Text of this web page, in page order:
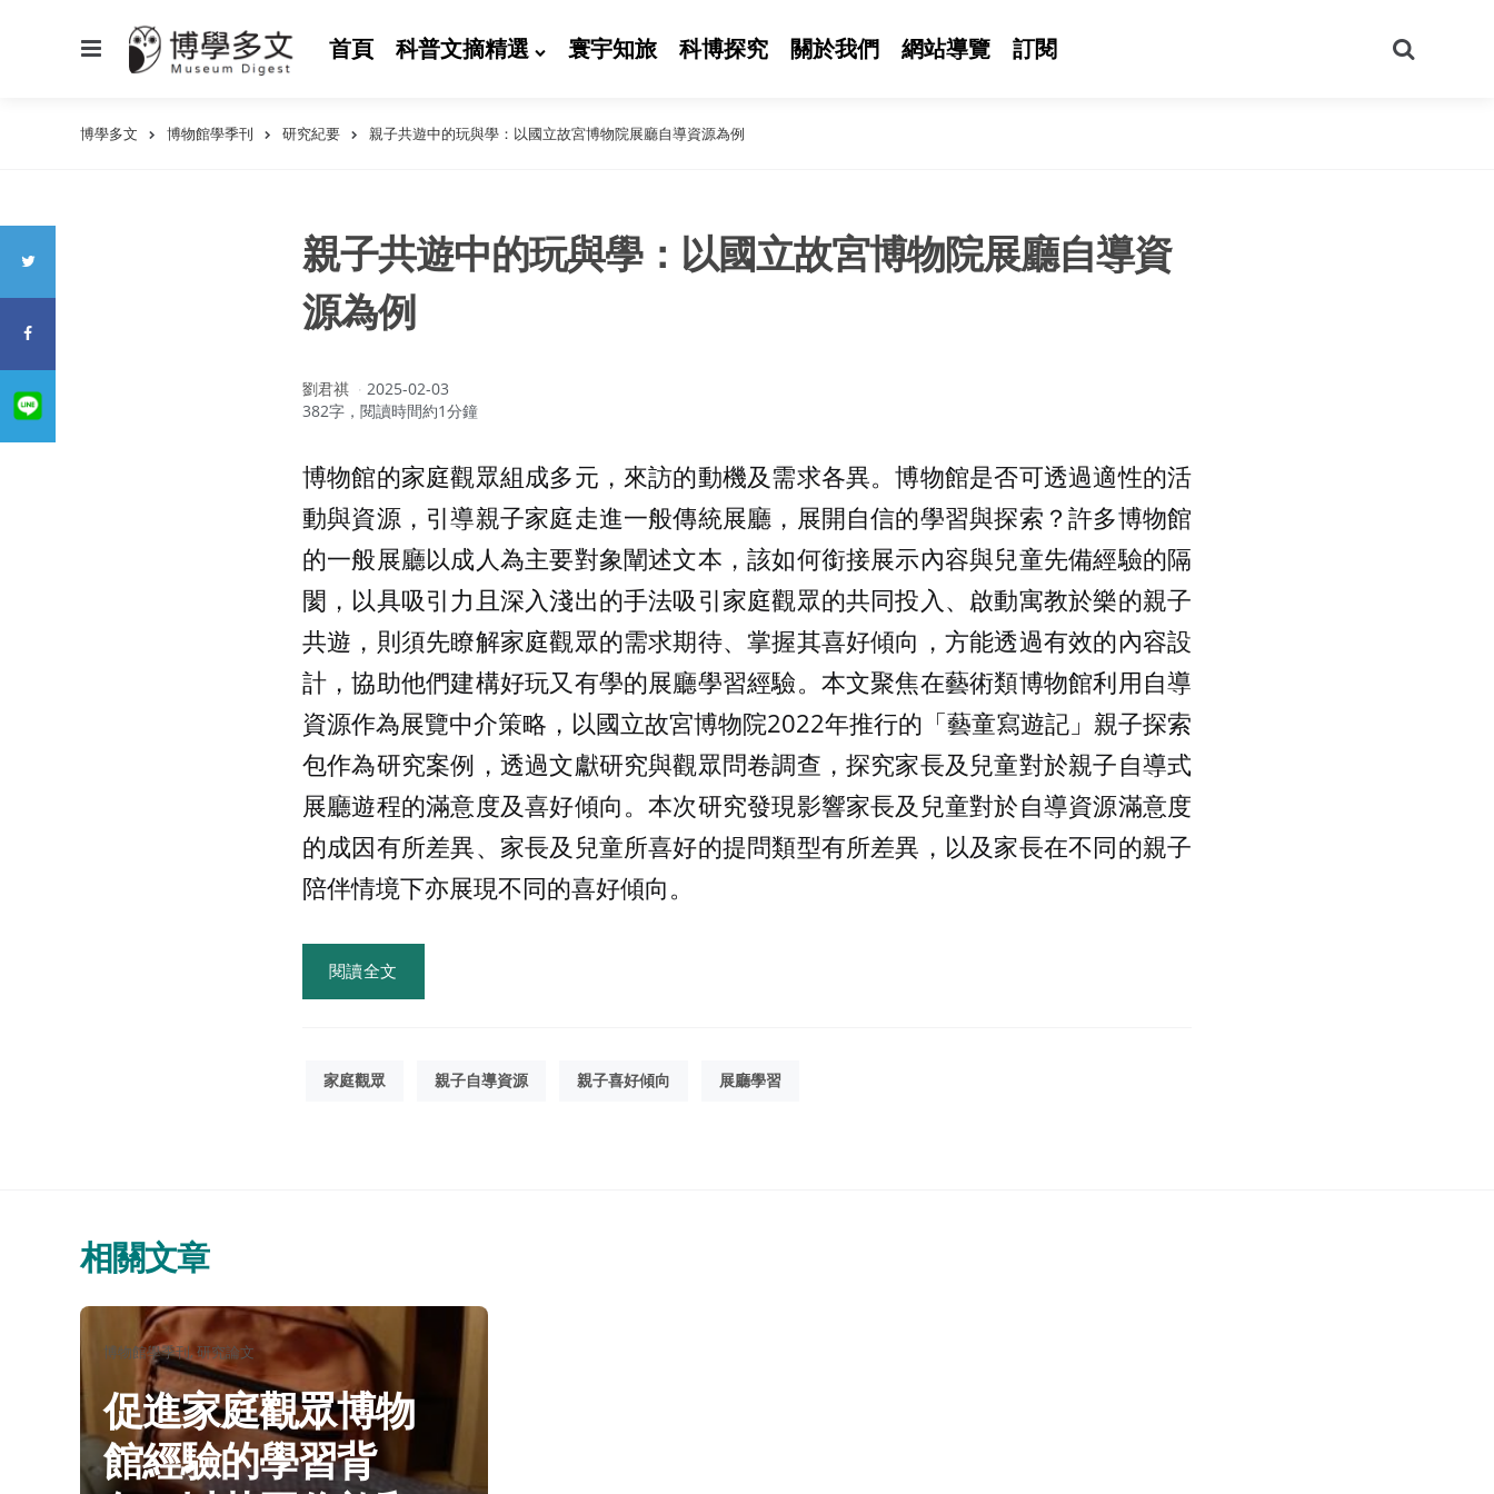
首頁 科普文摘精選 寰宇知旅 科博探究 關於我們 網站導覽 訂閱
尋
博學多文 博物館學季刊 研究紀要 親子共遊中的玩與學：以國立故宮博物院展廳自導資源為例
親子共遊中的玩與學：以國立故宮博物院展廳自導資
源為例
作
者：
劉君祺
2025-02-03
382字，閱讀時間約1分鐘
博物館的家庭觀眾組成多元，來訪的動機及需求各異。博物館是否可透過適性的活
動與資源，引導親子家庭走進一般傳統展廳，展開自信的學習與探索？許多博物館
的一般展廳以成人為主要對象闡述文本，該如何銜接展示內容與兒童先備經驗的隔
閡，以具吸引力且深入淺出的手法吸引家庭觀眾的共同投入、啟動寓教於樂的親子
共遊，則須先瞭解家庭觀眾的需求期待、掌握其喜好傾向，方能透過有效的內容設
計，協助他們建構好玩又有學的展廳學習經驗。本文聚焦在藝術類博物館利用自導
資源作為展覽中介策略，以國立故宮博物院2022年推行的「藝童寫遊記」親子探索
包作為研究案例，透過文獻研究與觀眾問卷調查，探究家長及兒童對於親子自導式
展廳遊程的滿意度及喜好傾向。本次研究發現影響家長及兒童對於自導資源滿意度
的成因有所差異、家長及兒童所喜好的提問類型有所差異，以及家長在不同的親子
陪伴情境下亦展現不同的喜好傾向。
閱讀全文
家庭觀眾 親子自導資源 親子喜好傾向 展廳學習
相關文章
分
類：
博物館學季刊 研究論文
促進家庭觀眾博物
館經驗的學習背